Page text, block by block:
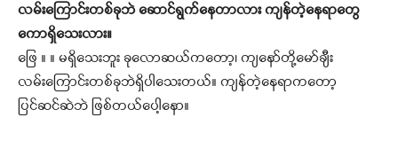
လမ်းကြောင်းတစ်ခုဘဲ ဆောင်ရွက်နေတာလား ကျန်တဲ့နေရာတွေ
ကောရှိသေးလား။
ဖြေ ။ ။ မရှိသေးဘူး ခုလောဆ‌ယ်ကတော့၊ ကျနော်တို့မော်ချီး
လမ်းကြောင်းတစ်ခုဘဲရှိပါသေးတယ်။ ကျန်တဲ့နေရာကတော့
ပြင်ဆင်ဆဲဘဲ ဖြစ်တယ်ပေါ့နော။